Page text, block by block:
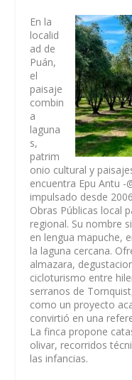
En la
localid
ad de
Puán,
el
paisaje
combin
a
laguna
s,
patrim
onio cultural y
encuentra Epu Antu -
impulsado desde
Obras Públicas local
regional. Su nombre
en lengua mapuche,
la laguna cercana.
almazara,
cicloturismo entre
serranos de
como un proyecto
convirtió en una
La finca propone
olivar, recorridos
las infancias.